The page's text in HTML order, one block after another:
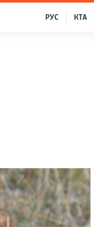
КТА
РУС